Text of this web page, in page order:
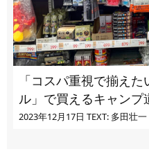
「コスパ重視で揃えたい派」
ル」で買えるキャンプ
2023年12月17日 TEXT: 多田壮一